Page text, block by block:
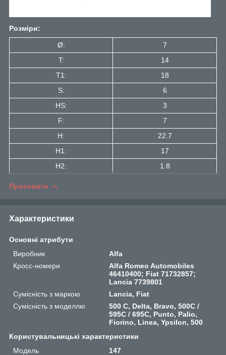
Розміри:
Ø:
7
T:
14
T1:
18
S:
6
HS:
3
F:
7
H:
22.7
H1:
17
H2:
1.8
Приховати
Характеристики
Основні атрибути
Виробник
Alfa
Кросс-номери
Alfa Romeo Automobiles
46410400; Fiat 71732857;
Lancia 7739801
Сумісність з маркою
Lancia, Fiat
Сумісність з моделлю
500 C, Delta, Bravo, 500C /
595C / 695C, Punto, Palio,
Fiorino, Linea, Ypsilon, 500
Користувальницькі характеристики
Мoдель
147